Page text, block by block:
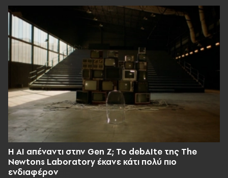
Η AI απέναντι στην Gen Z; Το debAIte της The
Newtons Laboratory έκανε κάτι πολύ πιο
ενδιαφέρον